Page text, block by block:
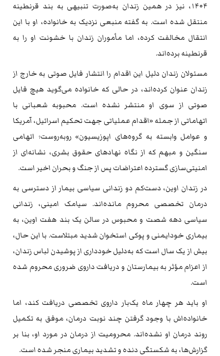
۱۴۰۴، نیز در همین زندان به‌صورت تنبیهی به بند قرنطینه
منتقل شده است. به گفته منبعی نزدیک به خانواده، او با این
انتقال مخالفت کرده، اما مأموران زندان با خشونت او را به
قرنطینه برده‌اند.
مسئولان زندان دلیل این اقدام را انتشار فایل صوتی به خارج از
زندان عنوان کرده‌اند، در حالی که خانواده می‌گوید هیچ فایل
صوتی از سوی او منتشر نشده است. محبوبه شعبانی با
اتهاماتی از جمله «اقدام عملیاتی جهت تحکیم اسرائیل، آمریکا
و عوامل وابسته به گروه‌های اپوزیسیون» روبه‌روست؛ اتهامی
سنگین و مبهم که از نگاه نهادهای حقوق بشری، نشانه‌ای از
امنیتی‌سازی گسترده اعتراضات پس از جنگ و بحران اخیر است.
در زندان اوین، دست‌کم دو زندانی سیاسی بیمار از دسترسی به
درمان تخصصی محروم مانده‌اند. سیامک امینی، زندانی
سیاسی دهه شصت و محبوس در سالن یک بند هفت اوین، به
بیماری خودایمنی و پوکی استخوان شدید مبتلاست. با این حال،
بیش از یک سال است که به‌دلیل خودداری از پوشیدن لباس زندان،
از اعزام مؤثر به بیمارستان و دریافت داروی ضروری محروم شده
است.
او باید هر چهار ماه یک‌بار داروی تخصصی دریافت کند، اما
خانواده‌اش با وجود گرفتن چند نوبت درمان، موفق به تکمیل
روند درمان او نشده‌اند. محرومیت از درمان در مورد او، بنا بر
گزارش‌ها، به شکستگی دنده و تشدید بیماری منجر شده است.